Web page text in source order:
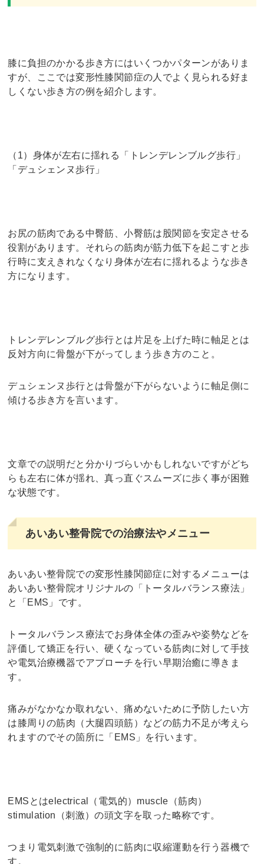
膝に負担のかかる歩き方にはいくつかパターンがありま
すが、ここでは変形性膝関節症の人でよく見られる好ま
しくない歩き方の例を紹介します。
（1）身体が左右に揺れる「トレンデレンブルグ歩行」
「デュシェンヌ歩行」
お尻の筋肉である中臀筋、小臀筋は股関節を安定させる
役割があります。それらの筋肉が筋力低下を起こすと歩
行時に支えきれなくなり身体が左右に揺れるような歩き
方になります。
トレンデレンブルグ歩行とは片足を上げた時に軸足とは
反対方向に骨盤が下がってしまう歩き方のこと。
デュシェンヌ歩行とは骨盤が下がらないように軸足側に
傾ける歩き方を言います。
文章での説明だと分かりづらいかもしれないですがどち
らも左右に体が揺れ、真っ直ぐスムーズに歩く事が困難
な状態です。
あいあい整骨院での治療法やメニュー
あいあい整骨院での変形性膝関節症に対するメニューは
あいあい整骨院オリジナルの「トータルバランス療法」
と「EMS」です。
トータルバランス療法でお身体全体の歪みや姿勢などを
評価して矯正を行い、硬くなっている筋肉に対して手技
や電気治療機器でアプローチを行い早期治癒に導きま
す。
痛みがなかなか取れない、痛めないために予防したい方
は膝周りの筋肉（大腿四頭筋）などの筋力不足が考えら
れますのでその箇所に「EMS」を行います。
EMSとはelectrical（電気的）muscle（筋肉）
stimulation（刺激）の頭文字を取った略称です。
つまり電気刺激で強制的に筋肉に収縮運動を行う器機で
す。